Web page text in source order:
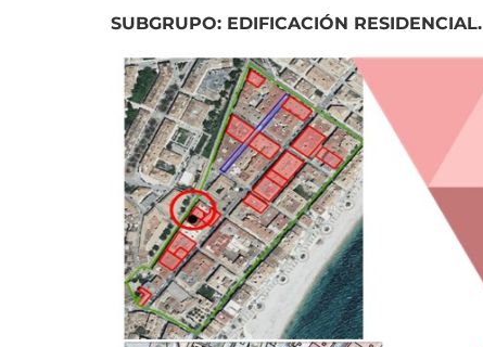
SUBGRUPO: EDIFICACIÓN RESIDENCIAL.